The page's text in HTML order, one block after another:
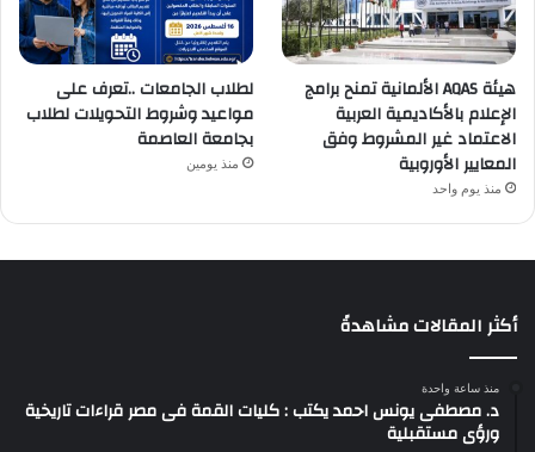
هيئة AQAS الألمانية تمنح برامج
الإعلام بالأكاديمية العربية
الاعتماد غير المشروط وفق
المعايير الأوروبية
منذ يوم واحد
لطلاب الجامعات ..تعرف على
مواعيد وشروط التحويلات لطلاب
بجامعة العاصمة
منذ يومين
أكثر المقالات مشاهدةً
منذ ساعة واحدة
د. مصطفى يونس احمد يكتب : كليات القمة فى مصر قراءات تاريخية
ورؤى مستقبلية